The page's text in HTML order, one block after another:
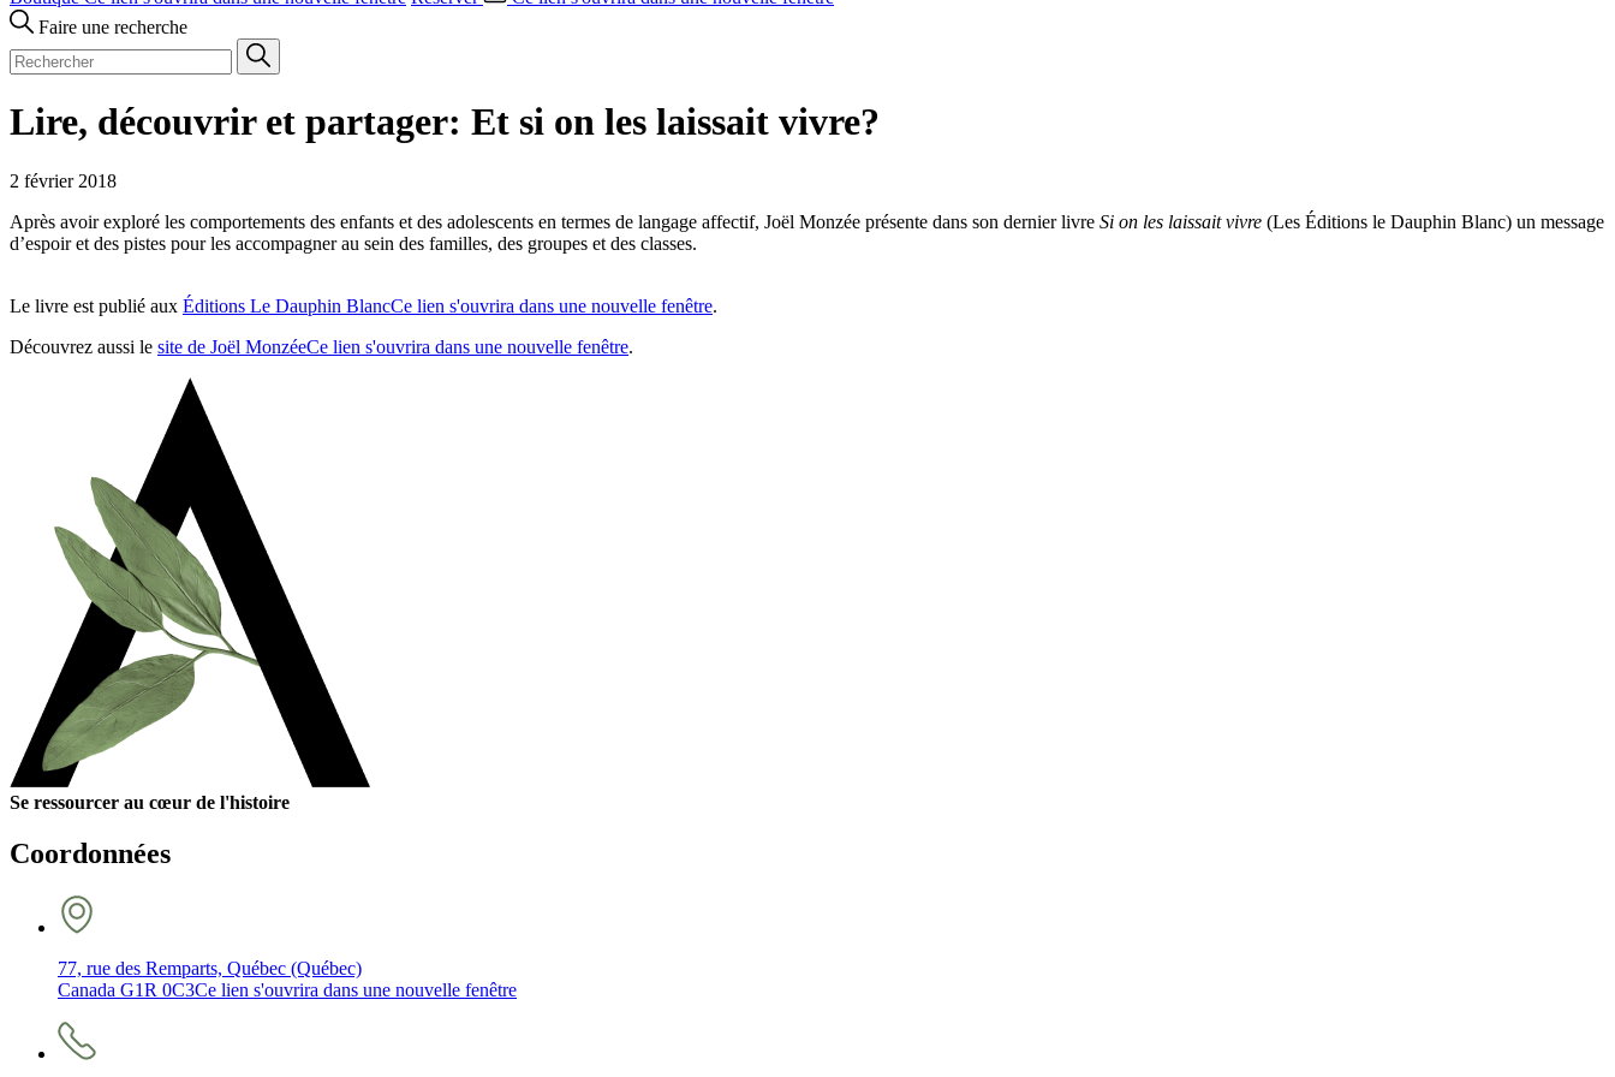
Faire une recherche
Lire, découvrir et partager: Et si on les laissait vivre?
2 février 2018
Après avoir exploré les comportements des enfants et des adolescents en termes de langage affectif, Joël Monzée présente dans son dernier livre Si on les laissait vivre (Les Éditions le Dauphin Blanc) un message
d’espoir et des pistes pour les accompagner au sein des familles, des groupes et des classes.
Le livre est publié aux Éditions Le Dauphin BlancCe lien s'ouvrira dans une nouvelle fenêtre.
Découvrez aussi le site de Joël MonzéeCe lien s'ouvrira dans une nouvelle fenêtre.
Se ressourcer au cœur de l'histoire
Coordonnées
77, rue des Remparts, Québec (Québec)
Canada G1R 0C3Ce lien s'ouvrira dans une nouvelle fenêtre